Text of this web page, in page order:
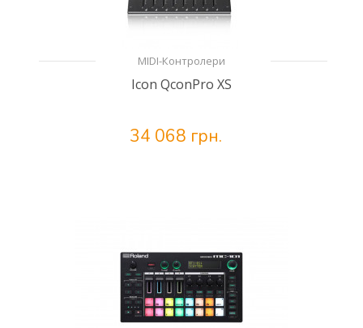
MIDI-Контролери
Icon QconPro XS
34 068 грн.